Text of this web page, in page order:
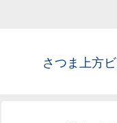
さつま上方